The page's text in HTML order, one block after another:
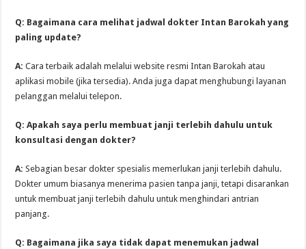
Q: Bagaimana cara melihat jadwal dokter Intan Barokah yang
paling update?
A: Cara terbaik adalah melalui website resmi Intan Barokah atau
aplikasi mobile (jika tersedia). Anda juga dapat menghubungi layanan
pelanggan melalui telepon.
Q: Apakah saya perlu membuat janji terlebih dahulu untuk
konsultasi dengan dokter?
A: Sebagian besar dokter spesialis memerlukan janji terlebih dahulu.
Dokter umum biasanya menerima pasien tanpa janji, tetapi disarankan
untuk membuat janji terlebih dahulu untuk menghindari antrian
panjang.
Q: Bagaimana jika saya tidak dapat menemukan jadwal